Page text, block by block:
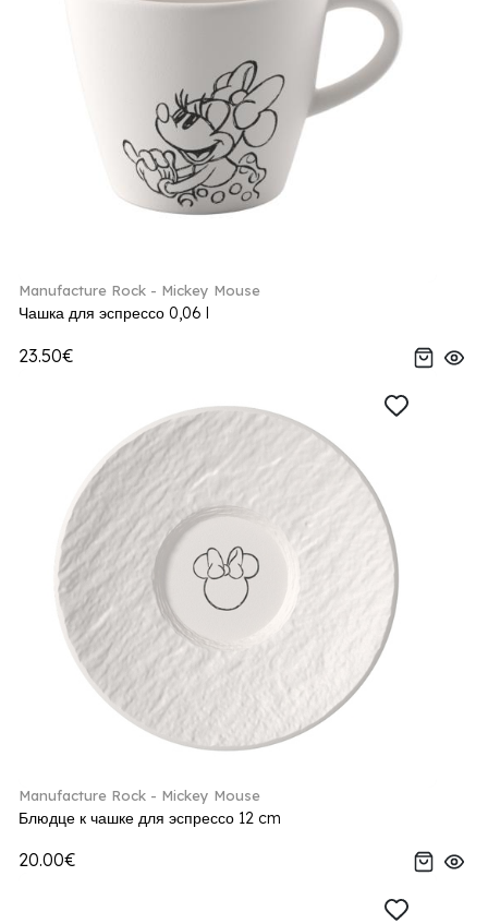
Manufacture Rock - Mickey Mouse
Чашка для эспрессо 0,06 l
23.50€
Manufacture Rock - Mickey Mouse
Блюдце к чашке для эспрессо 12 cm
20.00€